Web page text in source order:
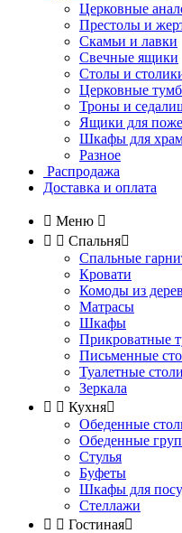
Церковные
Престолы и
Скамьи и лавки
Свечные ящики
Столы и
Церковные
Троны и
Ящики для
Шкафы для
Разное
Распродажа
Доставка и оплата
 Меню 
  Спальня
Спальные
Кровати
Комоды из
Матрасы
Шкафы
Прикроватные
Письменные
Туалетные
Зеркала
  Кухня
Обеденные
Обеденные
Стулья
Буфеты
Шкафы для
Стеллажи
  Гостиная